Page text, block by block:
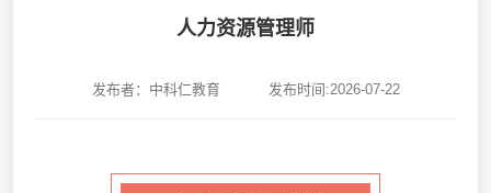
人力资源管理师
发布者：中科仁教育 发布时间:2026-07-22